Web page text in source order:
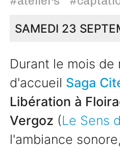
SAMEDI 23
Durant le mois
d'accueil Saga
Libération à
Vergoz (Le Sens
l'ambiance